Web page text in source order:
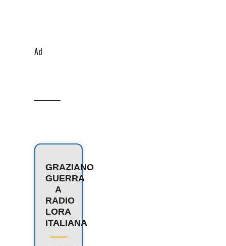
Ad
GRAZIANO
GUERRA
A
RADIO
LORA
ITALIANA